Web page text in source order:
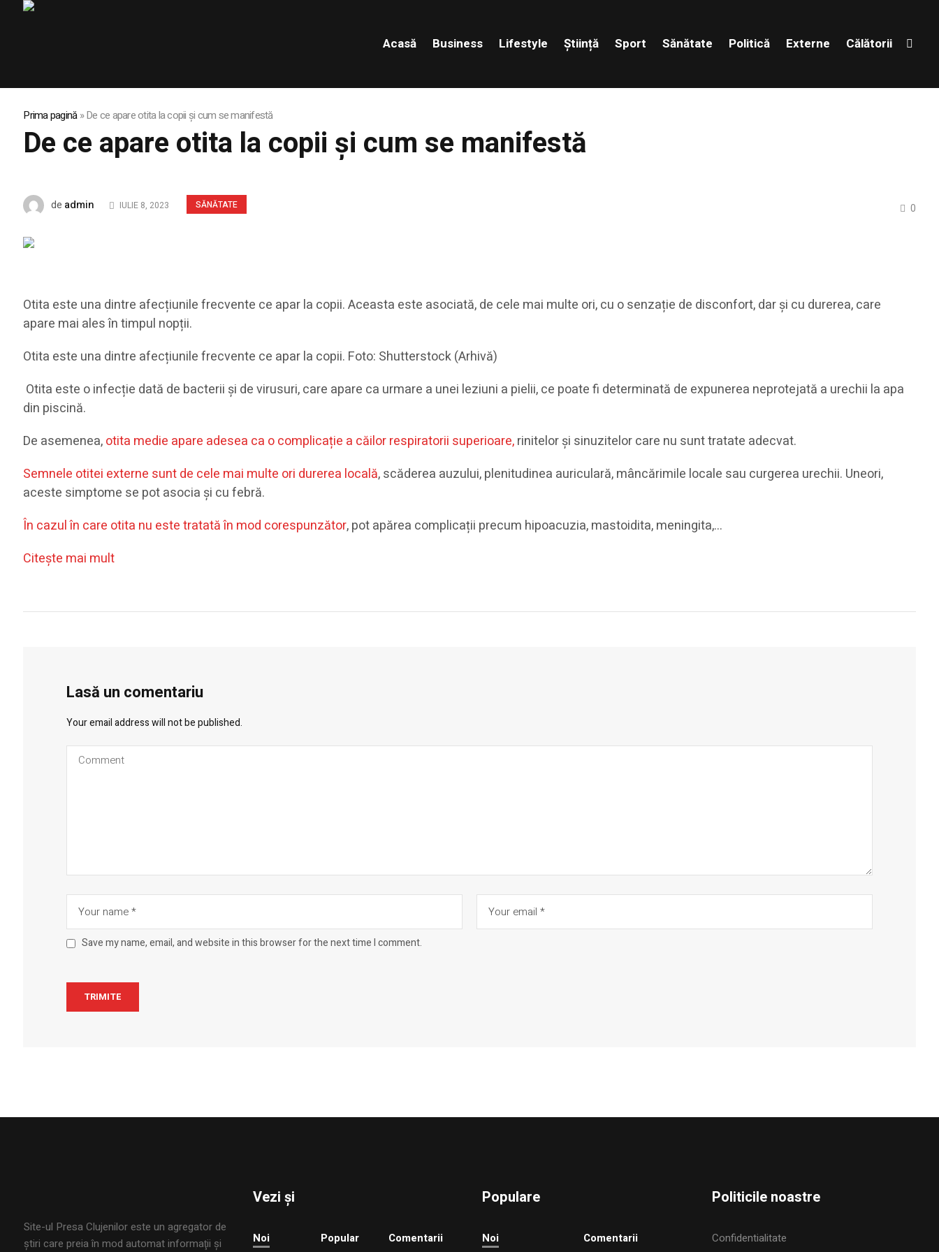
Acasă Business Lifestyle Știință Sport Sănătate Politică Externe Călătorii
Prima pagină»De ce apare otita la copii și cum se manifestă
De ce apare otita la copii și cum se manifestă
SĂNĂTATE 0
de admin IULIE 8, 2023
Otita este una dintre afecțiunile frecvente ce apar la copii. Aceasta este asociată, de cele mai multe ori, cu o senzație de disconfort, dar și cu durerea, care
apare mai ales în timpul nopții.
Otita este una dintre afecțiunile frecvente ce apar la copii. Foto: Shutterstock (Arhivă)
Otita este o infecție dată de bacterii şi de virusuri, care apare ca urmare a unei leziuni a pielii, ce poate fi determinată de expunerea neprotejată a urechii la apa
din piscină.
De asemenea,otita medie apare adesea ca o complicație a căilor respiratorii superioare,rinitelor și sinuzitelor care nu sunt tratate adecvat.
Semnele otitei externe sunt de cele mai multe ori durerea locală, scăderea auzului, plenitudinea auriculară, mâncărimile locale sau curgerea urechii. Uneori,
aceste simptome se pot asocia şi cu febră.
În cazul în care otita nu este tratată în mod corespunzător, pot apărea complicații precum hipoacuzia, mastoidita, meningita,…
Citeşte mai mult
Lasă un comentariu
Your email address will not be published.
Save my name, email, and website in this browser for the next time I comment.
Site-ul Presa Clujenilor este un agregator de
ştiri care preia în mod automat informaţii şi
Vezi și
Noi Popular Comentarii
Populare
Noi Comentarii
Politicile noastre
Confidentialitate